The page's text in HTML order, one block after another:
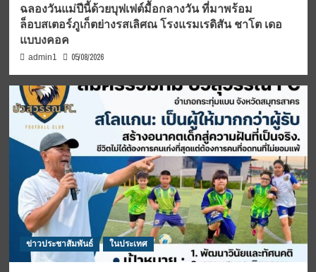
ฉลองวันแม่ปีนี้ด้วยบุฟเฟต์มื้อกลางวัน ที่มาพร้อม
ล็อบสเตอร์ภูเก็ตย่างรสเลิศณ โรงแรมเรดิสัน ชาโต เดอ
แบบงคอค
admin1 05/08/2026
ข่าวประชาสัมพันธ์ ในประเทศ